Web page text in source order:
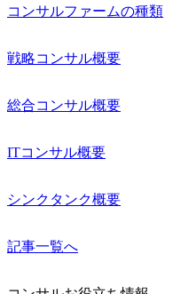
コンサルファームの種類
戦略コンサル概要
総合コンサル概要
ITコンサル概要
シンクタンク概要
記事一覧へ